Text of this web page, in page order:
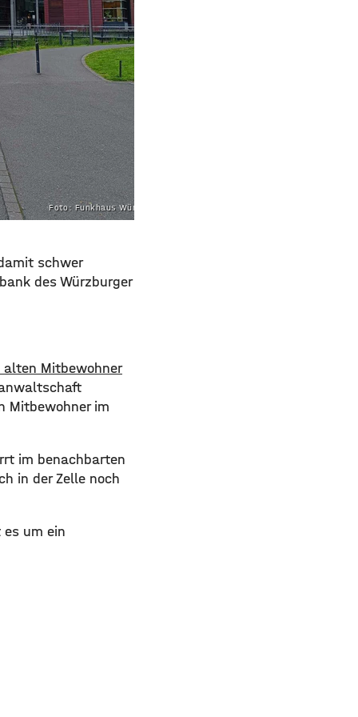
Foto: Funkhaus Würzburg
schwer
des Würzburger
alten Mitbewohner
Mitbewohner im
im benachbarten
in der Zelle noch
um ein